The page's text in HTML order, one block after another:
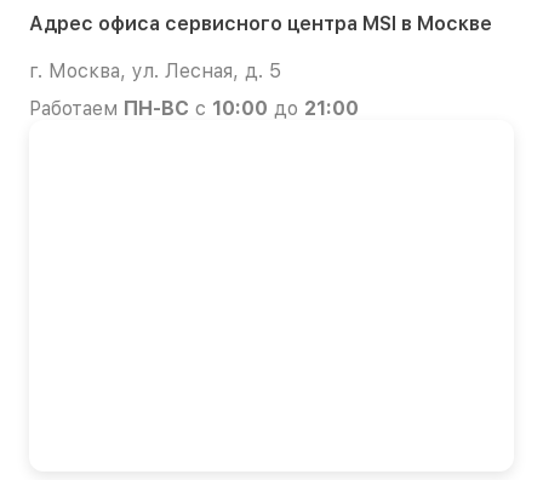
Адрес офиса сервисного центра MSI в Москве
г. Москва, ул. Лесная, д. 5
Работаем ПН-ВС с 10:00 до 21:00